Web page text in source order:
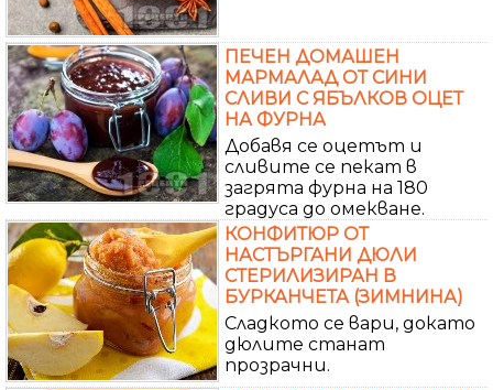
ПЕЧЕН ДОМАШЕН
МАРМАЛАД ОТ СИНИ
СЛИВИ С ЯБЪЛКОВ ОЦЕТ
НА ФУРНА
Добавя се оцетът и
сливите се пекат в
загрята фурна на 180
градуса до омекване.
КОНФИТЮР ОТ
НАСТЪРГАНИ ДЮЛИ
СТЕРИЛИЗИРАН В
БУРКАНЧЕТА (ЗИМНИНА)
Сладкото се вари, докато
дюлите станат
прозрачни.